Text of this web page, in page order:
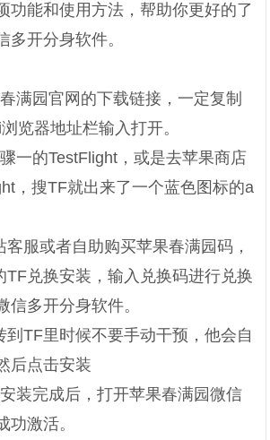
功能和使用方法，帮助你更好的了
多开分身软件。
满园官网的下载链接，一定复制
览器地址栏输入打开。
一的TestFlight，或是去苹果商店
，搜TF就出来了一个蓝色图标的a
客服或者自助购买苹果春满园码，
TF兑换安装，输入兑换码进行兑换
信多开分身软件。
到TF里时候不要手动干预，他会自
后点击安装
装完成后，打开苹果春满园微信
功激活。